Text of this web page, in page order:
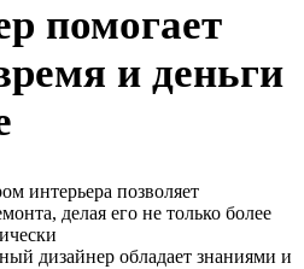
помогает
и деньги
интерьера позволяет
делая его не только более
дизайнер обладает знаниями и